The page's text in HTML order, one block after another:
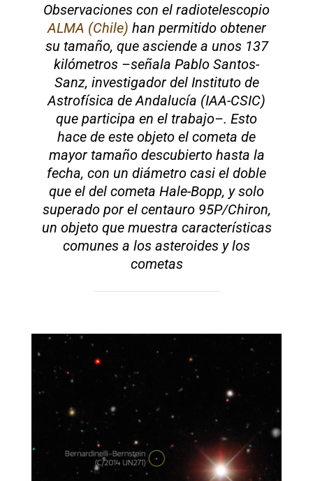
Observaciones con el radiotelescopio
ALMA (Chile) han permitido obtener
su tamaño, que asciende a unos 137
kilómetros –señala Pablo Santos-
Sanz, investigador del Instituto de
Astrofísica de Andalucía (IAA-CSIC)
que participa en el trabajo–. Esto
hace de este objeto el cometa de
mayor tamaño descubierto hasta la
fecha, con un diámetro casi el doble
que el del cometa Hale-Bopp, y solo
superado por el centauro 95P/Chiron,
un objeto que muestra características
comunes a los asteroides y los
cometas